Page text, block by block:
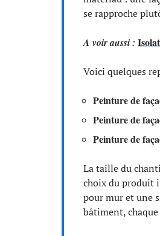
se rapproche
A voir aussi :
Voici quelques
Peinture de
Peinture de
Peinture de
La taille du
choix du produit
pour mur et une
bâtiment,